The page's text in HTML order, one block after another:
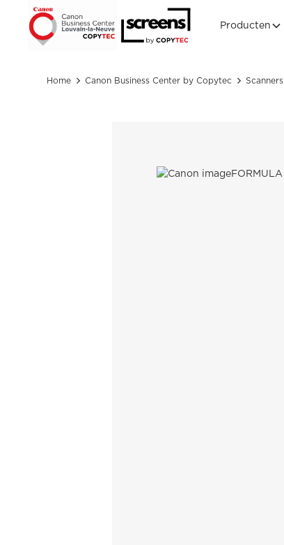
Producten
Home Canon Business Center by Copytec Scanners